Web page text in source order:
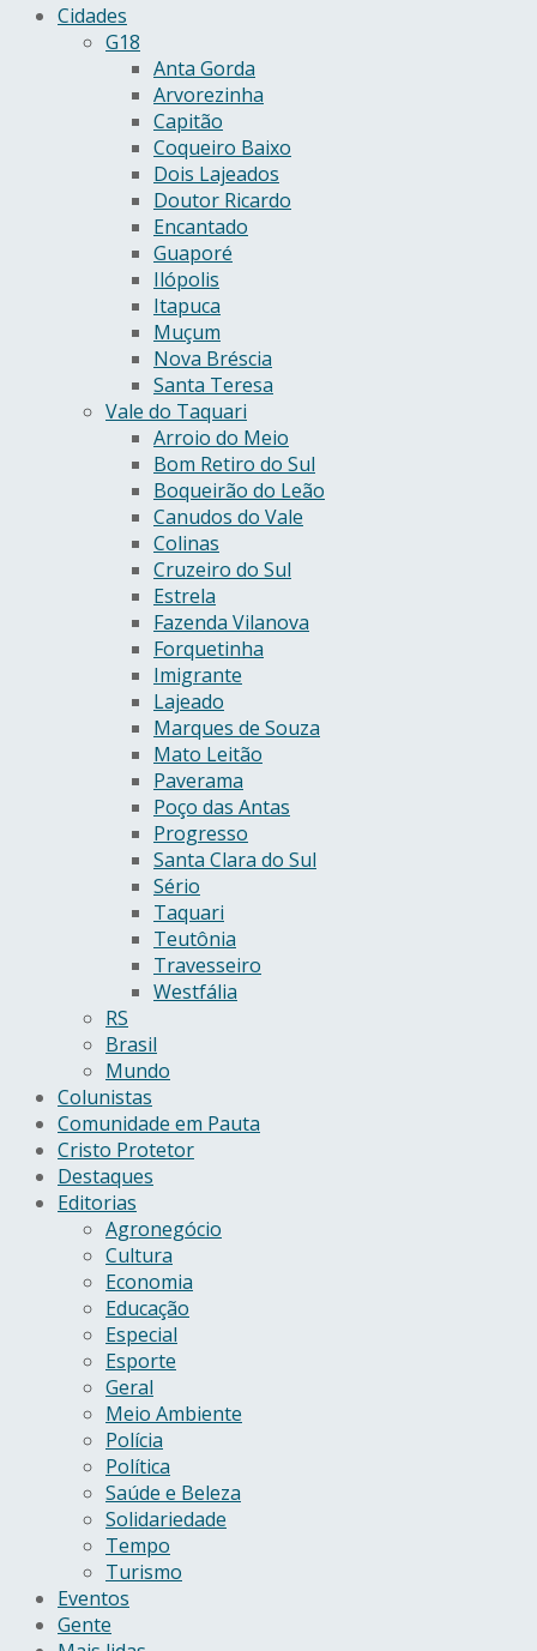
Cidades
G18
Anta Gorda
Arvorezinha
Capitão
Coqueiro Baixo
Dois Lajeados
Doutor Ricardo
Encantado
Guaporé
Ilópolis
Itapuca
Muçum
Nova Bréscia
Santa Teresa
Vale do Taquari
Arroio do Meio
Bom Retiro do Sul
Boqueirão do Leão
Canudos do Vale
Colinas
Cruzeiro do Sul
Estrela
Fazenda Vilanova
Forquetinha
Imigrante
Lajeado
Marques de Souza
Mato Leitão
Paverama
Poço das Antas
Progresso
Santa Clara do Sul
Sério
Taquari
Teutônia
Travesseiro
Westfália
RS
Brasil
Mundo
Colunistas
Comunidade em Pauta
Cristo Protetor
Destaques
Editorias
Agronegócio
Cultura
Economia
Educação
Especial
Esporte
Geral
Meio Ambiente
Polícia
Política
Saúde e Beleza
Solidariedade
Tempo
Turismo
Eventos
Gente